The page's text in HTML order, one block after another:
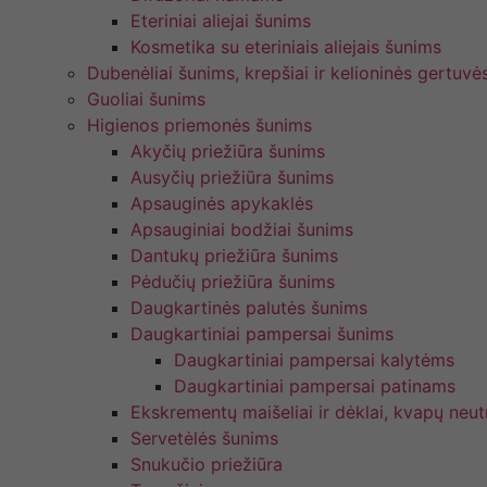
Eteriniai aliejai šunims
Kosmetika su eteriniais aliejais šunims
Dubenėliai šunims, krepšiai ir kelioninės
Guoliai šunims
Higienos priemonės šunims
Akyčių priežiūra šunims
Ausyčių priežiūra šunims
Apsauginės apykaklės
Apsauginiai bodžiai šunims
Dantukų priežiūra šunims
Pėdučių priežiūra šunims
Daugkartinės palutės šunims
Daugkartiniai pampersai šunims
Daugkartiniai pampersai kalytėms
Daugkartiniai pampersai patinams
Ekskrementų maišeliai ir dėklai, kvapų
Servetėlės šunims
Snukučio priežiūra